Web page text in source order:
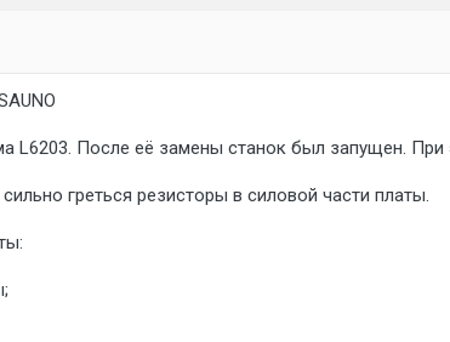
L6203. После её замены станок был запущен.
греться резисторы в силовой части платы.